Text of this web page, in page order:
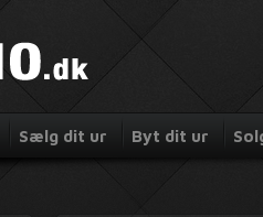
Sælg dit ur Byt dit ur